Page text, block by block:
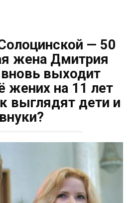
— 50
жена Дмитрия
выходит
жених на 11 лет
выглядят дети и
внуки?